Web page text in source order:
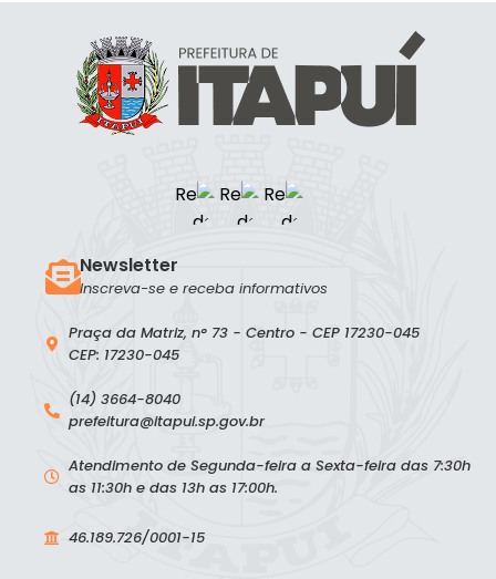
Praça da Matriz, n° 73 - Centro - CEP 17230-045
CEP: 17230-045
(14) 3664-8040
prefeitura@itapui.sp.gov.br
Atendimento de Segunda-feira a Sexta-feira das 7:30h
as 11:30h e das 13h as 17:00h.
46.189.726/0001-15
Newsletter
Inscreva-se e receba informativos